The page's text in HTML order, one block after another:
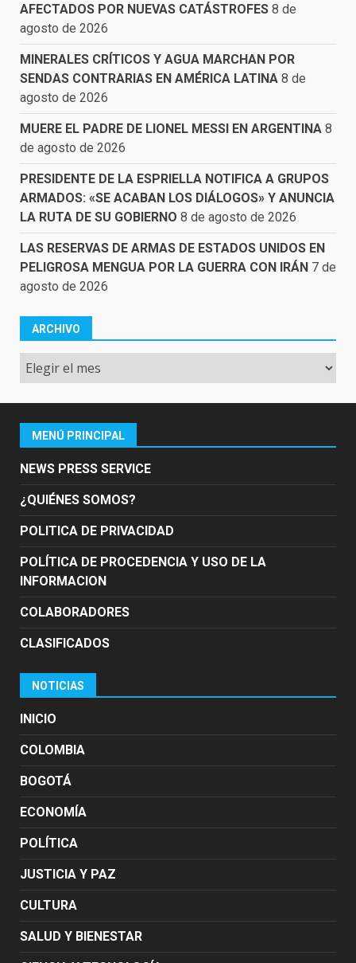
AFECTADOS POR NUEVAS CATÁSTROFES 8 de
agosto de 2026
MINERALES CRÍTICOS Y AGUA MARCHAN POR
SENDAS CONTRARIAS EN AMÉRICA LATINA 8 de
agosto de 2026
MUERE EL PADRE DE LIONEL MESSI EN ARGENTINA 8
de agosto de 2026
PRESIDENTE DE LA ESPRIELLA NOTIFICA A GRUPOS
ARMADOS: «SE ACABAN LOS DIÁLOGOS» Y ANUNCIA
LA RUTA DE SU GOBIERNO 8 de agosto de 2026
LAS RESERVAS DE ARMAS DE ESTADOS UNIDOS EN
PELIGROSA MENGUA POR LA GUERRA CON IRÁN 7 de
agosto de 2026
ARCHIVO
Archivo
MENÚ PRINCIPAL
NEWS PRESS SERVICE
¿QUIÉNES SOMOS?
POLITICA DE PRIVACIDAD
POLÍTICA DE PROCEDENCIA Y USO DE LA
INFORMACION
COLABORADORES
CLASIFICADOS
NOTICIAS
INICIO
COLOMBIA
BOGOTÁ
ECONOMÍA
POLÍTICA
JUSTICIA Y PAZ
CULTURA
SALUD Y BIENESTAR